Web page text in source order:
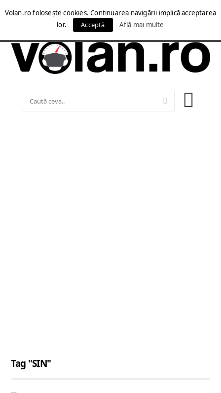
Tag "SIN"
Volan.ro folosește cookies. Continuarea navigării implică acceptarea
lor.
Acceptă Află mai multe